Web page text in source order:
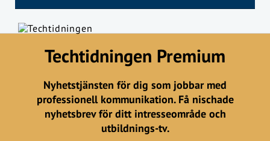
Techtidningen Premium
Nyhetstjänsten för dig som jobbar med
professionell kommunikation. Få nischade
nyhetsbrev för ditt intresseområde och
utbildnings-tv.